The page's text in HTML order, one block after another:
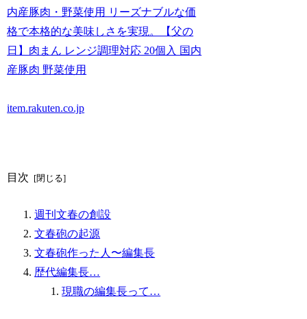
内産豚肉・野菜使用 リーズナブルな価
格で本格的な美味しさを実現。【父の
日】肉まん レンジ調理対応 20個入 国内
産豚肉 野菜使用
item.rakuten.co.jp
目次
週刊文春の創設
文春砲の起源
文春砲作った人〜編集長
歴代編集長…
現職の編集長って…